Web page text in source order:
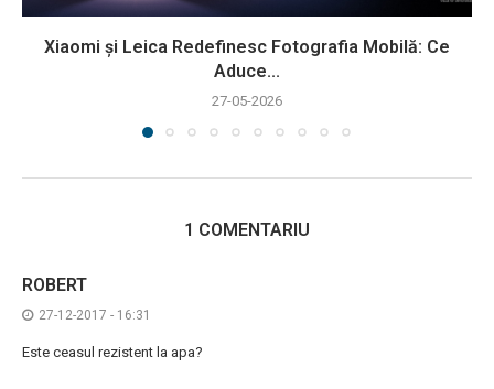
Xiaomi și Leica Redefinesc Fotografia Mobilă: Ce
Aduce...
27-05-2026
1 COMENTARIU
ROBERT
27-12-2017 - 16:31
Este ceasul rezistent la apa?